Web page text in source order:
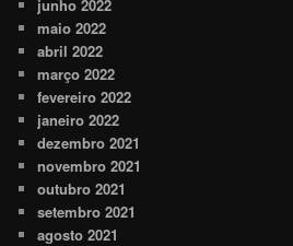
junho 2022
maio 2022
abril 2022
março 2022
fevereiro 2022
janeiro 2022
dezembro 2021
novembro 2021
outubro 2021
setembro 2021
agosto 2021